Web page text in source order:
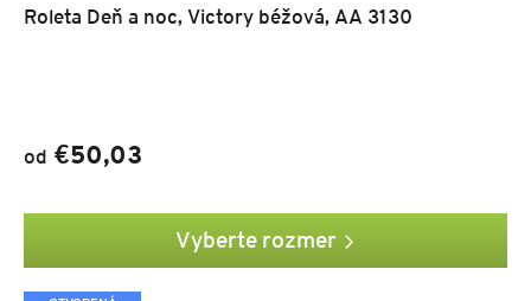
Roleta Deň a noc, Victory béžová, AA 3130
od €50,03
Vyberte rozmer